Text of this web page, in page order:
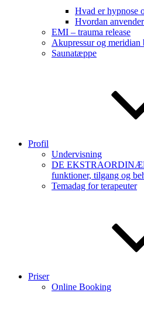
Hvad er hypnose
Hvordan
EMI – trauma release
Akupressur og meridian
Saunatæppe
Profil
Undervisning
DE
funktioner, tilgang og
Temadag for terapeuter
Priser
Online Booking